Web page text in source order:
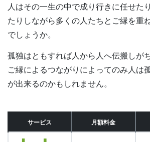
人はその一生の中で成り行きに任せた
たりしながら多くの人たちとご縁を重
でしょうか。
孤独はともすれば人から人へ伝搬しが
ご縁によるつながりによってのみ人は
が出来るのかもしれません。
サービス 月額料金